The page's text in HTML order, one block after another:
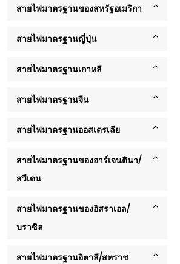
สายไฟมาตรฐานของสหรัฐอเมริกา
สายไฟมาตรฐานญี่ปุ่น
สายไฟมาตรฐานเกาหลี
สายไฟมาตรฐานจีน
สายไฟมาตรฐานออสเตรเลีย
สายไฟมาตรฐานของอาร์เจนตินา/
สวีเดน
สายไฟมาตรฐานของอิสราเอล/
บราซิล
สายไฟมาตรฐานอิตาลี/สหราช